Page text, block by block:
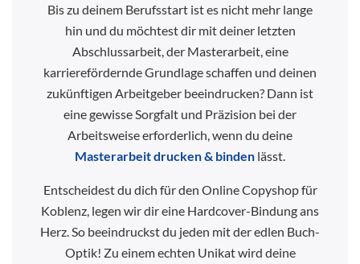
Bis zu deinem Berufsstart ist es nicht mehr lange
hin und du möchtest dir mit deiner letzten
Abschlussarbeit, der Masterarbeit, eine
karrierefördernde Grundlage schaffen und deinen
zukünftigen Arbeitgeber beeindrucken? Dann ist
eine gewisse Sorgfalt und Präzision bei der
Arbeitsweise erforderlich, wenn du deine
Masterarbeit drucken & binden lässt.
Entscheidest du dich für den Online Copyshop für
Koblenz, legen wir dir eine Hardcover-Bindung ans
Herz. So beeindruckst du jeden mit der edlen Buch-
Optik! Zu einem echten Unikat wird deine